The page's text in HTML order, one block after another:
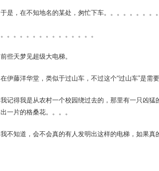
于是，在不知地名的某处，匆忙下车。。。。。。。
。。。。。。。。。。。。。。。
前些天梦见超级大电梯。
在伊藤洋华堂，类似于过山车，不过这个“过山车”是
我记得我是从农村一个校园绕过去的，那里有一只凶
出一片的格桑花。。。。
我不知道，会不会真的有人发明出这样的电梯，如果真